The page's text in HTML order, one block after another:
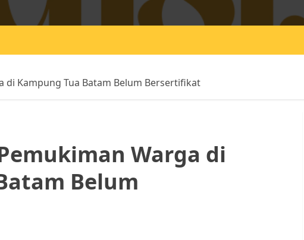
di Kampung Tua Batam Belum Bersertifikat
Warga di
Belum